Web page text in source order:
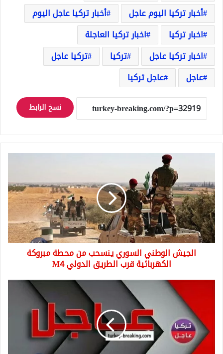
أخبار تركيا اليوم عاجل
أخبار تركيا عاجل اليوم
اخبار تركيا
اخبار تركيا العاجلة
اخبار تركيا عاجل
تركيا
تركيا عاجل
عاجل
عاجل تركيا
نسخ الرابط
السوري
ينسحب
من
محطة
مبروكة
الكهربائية
قرب
الجيش الوطني السوري ينسحب من محطة مبروكة
الكهربائية قرب الطريق الدولي M4
السورية
اليوم
الخميس